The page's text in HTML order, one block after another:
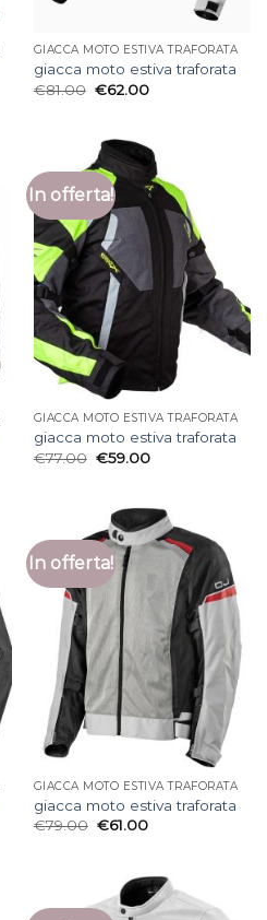
GIACCA MOTO ESTIVA TRAFORATA
giacca moto estiva traforata
€81.00 €62.00
In offerta!
GIACCA MOTO ESTIVA TRAFORATA
giacca moto estiva traforata
€77.00 €59.00
In offerta!
GIACCA MOTO ESTIVA TRAFORATA
giacca moto estiva traforata
€79.00 €61.00